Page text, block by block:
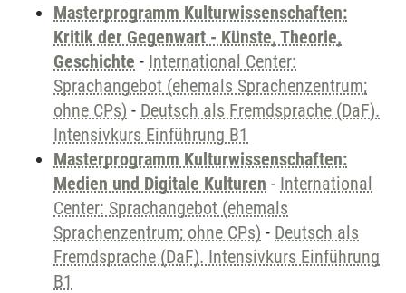
Masterprogramm Kulturwissenschaften:
Kritik der Gegenwart - Künste, Theorie,
Geschichte - International Center:
Sprachangebot (ehemals Sprachenzentrum;
ohne CPs) - Deutsch als Fremdsprache (DaF).
Intensivkurs Einführung B1
Masterprogramm Kulturwissenschaften:
Medien und Digitale Kulturen - International
Center: Sprachangebot (ehemals
Sprachenzentrum; ohne CPs) - Deutsch als
Fremdsprache (DaF). Intensivkurs Einführung
B1